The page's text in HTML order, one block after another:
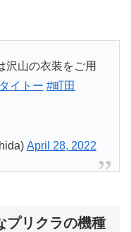
沢山の衣装をご用
イトー #町田
April 28, 2022
プリクラの機種